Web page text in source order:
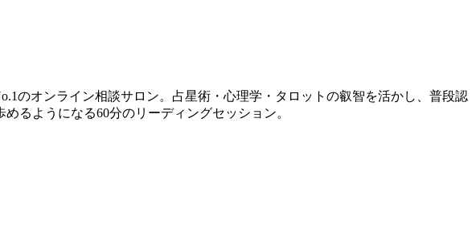
のオンライン相談サロン。占星術・心理学・タロットの叡智を活かし、普段認
るようになる60分のリーディングセッション。